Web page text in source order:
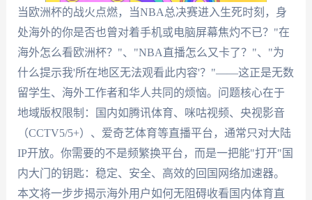
当欧洲杯的战火点燃，当NBA总决赛进入生死时刻，身
处海外的你是否也曾对着手机或电脑屏幕焦灼不已？"在
海外怎么看欧洲杯？"、"NBA直播怎么又卡了？"、"为
什么提示我'所在地区无法观看此内容'？"——这正是无数
留学生、海外工作者和华人共同的烦恼。问题核心在于
地域版权限制：国内如腾讯体育、咪咕视频、央视影音
（CCTV5/5+）、爱奇艺体育等直播平台，通常只对大陆
IP开放。你需要的不是频繁换平台，而是一把能"打开"国
内大门的钥匙：稳定、安全、高效的回国网络加速器。
本文将一步步揭示海外用户如何无阻碍收看国内体育直